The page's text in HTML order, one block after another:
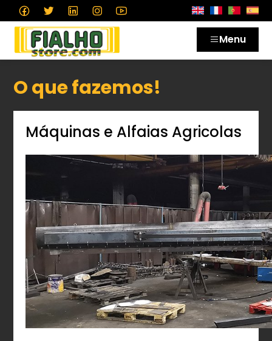
Menu
O que fazemos!
Máquinas e Alfaias Agricolas